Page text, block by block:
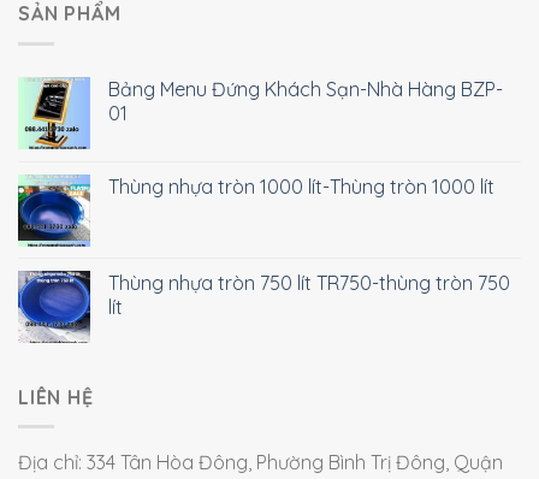
SẢN PHẨM
Bảng Menu Đứng Khách Sạn-Nhà Hàng BZP-
01
Thùng nhựa tròn 1000 lít-Thùng tròn 1000 lít
Thùng nhựa tròn 750 lít TR750-thùng tròn 750
lít
LIÊN HỆ
Địa chỉ: 334 Tân Hòa Đông, Phường Bình Trị Đông, Quận